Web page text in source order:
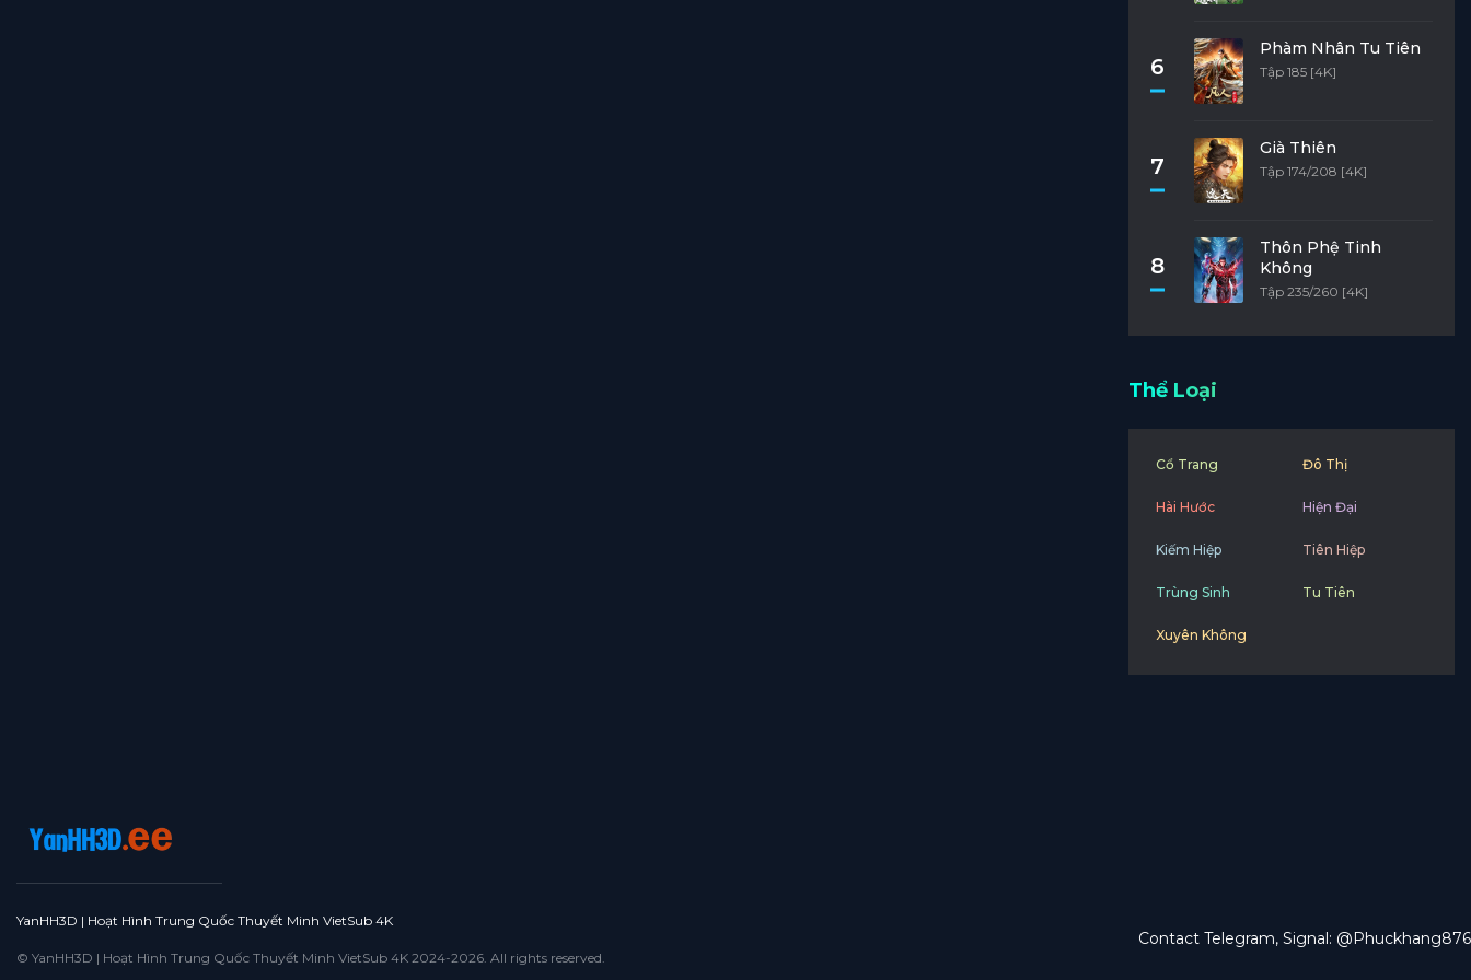
6
Phàm Nhân Tu Tiên
Tập 185 [4K]
7
Già Thiên
Tập 174/208 [4K]
8
Thôn Phệ Tinh
Không
Tập 235/260 [4K]
Thể Loại
Cổ Trang Đô Thị
Hài Hước Hiện Đại
Kiếm Hiệp Tiên Hiệp
Trùng Sinh Tu Tiên
Xuyên Không
YanHH3D | Hoạt Hình Trung Quốc Thuyết Minh VietSub 4K
Contact Telegram, Signal: @Phuckhang876
© YanHH3D | Hoạt Hình Trung Quốc Thuyết Minh VietSub 4K 2024-2026. All rights reserved.